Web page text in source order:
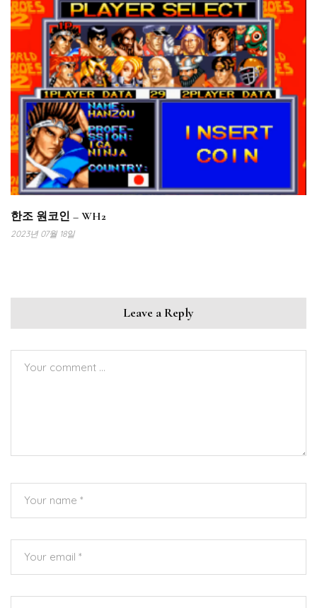
한조 원코인 – WH2
2023년 07월 18일
Leave a Reply